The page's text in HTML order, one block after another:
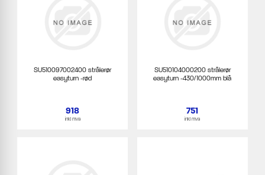
SU510097002400 strålerør
easyturn -rød
918
inkl mva
SU510104000200 strålerør
easyturn -430/1000mm blå
751
inkl mva